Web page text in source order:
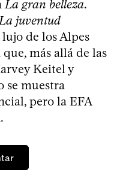
La gran belleza.
juventud
de los Alpes
más allá de las
Keitel y
se muestra
pero la EFA